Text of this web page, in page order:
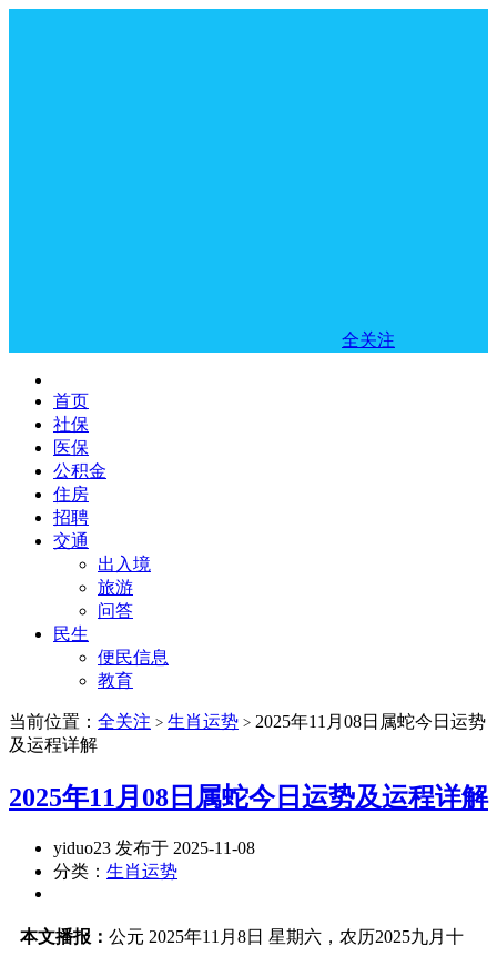
全关注
首页
社保
医保
公积金
住房
招聘
交通
出入境
旅游
问答
民生
便民信息
教育
当前位置： 全关注 > 生肖运势 > 2025年11月08日属蛇今日运势
及运程详解
2025年11月08日属蛇今日运势及运程详解
yiduo23 发布于 2025-11-08
分类： 生肖运势
本文播报： 公元 2025年11月8日 星期六，农历2025九月十